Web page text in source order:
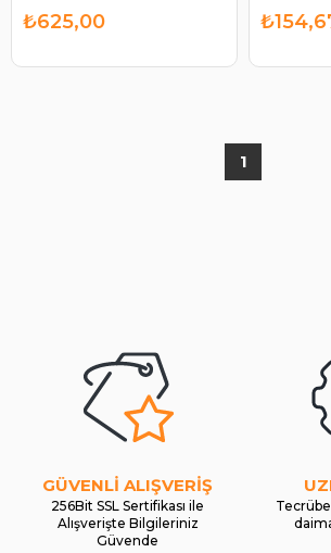
₺625,00
1
GÜVENLİ ALIŞVERİŞ
256Bit SSL Sertifikası ile
Alışverişte Bilgileriniz
Güvende